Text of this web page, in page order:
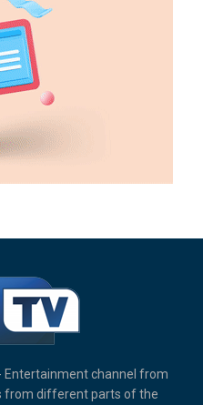
Entertainment channel from
from different parts of the